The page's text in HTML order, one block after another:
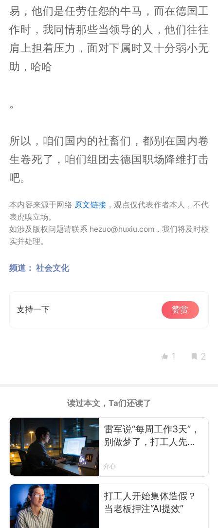
易，他们是任劳任怨的牛马，而在德国工
作时，我同情那些当领导的人，他们往往
肩上担着压力，面对下属时又十分弱小无
助，哈哈
。
所以，咱们国内的社畜们，都别在国内卷
生卷死了，咱们组团去德国职场降维打击
吧。
本内容来源于网络 原文链接 ，观点仅代表作者本人，不代
表虎嗅立场。
如涉及版权问题请联系 hezuo@huxiu.com，我们将及时核
实并处理。
频道： 社会文化
支持一下 赞赏
1 2
读过本文，Ta们还读了
雷军说“每周工作3天”，
别做梦了，打工人先醒
介心
打工人开始集体造假？
当老板押注“AI提效”